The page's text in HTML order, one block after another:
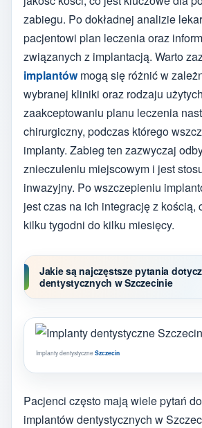
zabiegu. Po dokładnej analizie
pacjentowi plan leczenia oraz
związanych z implantacją. Warto
implantówmogą się różnić w
wybranej kliniki oraz rodzaju
zaakceptowaniu planu leczenia
chirurgiczny, podczas którego
implanty. Zabieg ten zazwyczaj
znieczuleniu miejscowym i jest
inwazyjny. Po wszczepieniu
jest czas na ich integrację z kością,
kilku tygodni do kilku miesięcy.
Jakie są najczęstsze pytania
dentystycznych w Szczecinie
Implanty dentystyczneSzczecin
Pacjenci często mają wiele pytań
implantów dentystycznych w